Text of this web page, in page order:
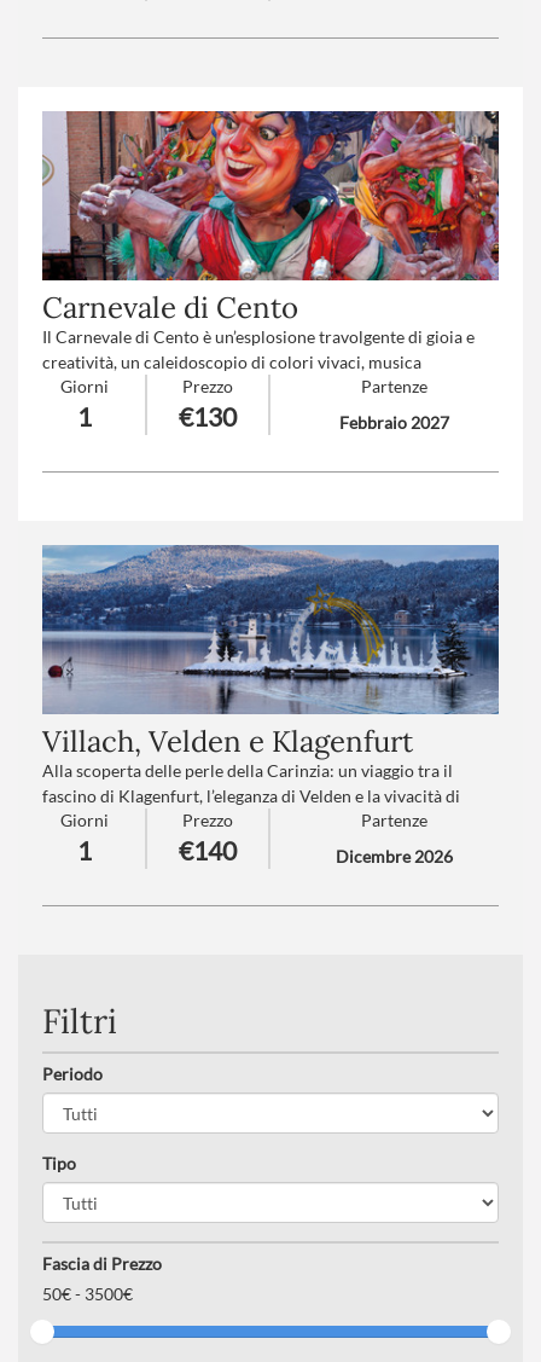
Trattamento:Pranzo in ristorante
Carnevale di Cento
Il Carnevale di Cento è un’esplosione travolgente di gioia e
creatività, un caleidoscopio di colori vivaci, musica
coinvolgente e sorrisi contagiosi. Qui la tradizione prende
vita in forme sorprendenti, tra carri maestosi e travestimenti
fantasiosi, trasformando ogni cuore in un bambino che si
Trattamento*: Pranzo in ristorante
Giorni
1
Prezzo
€130
Partenze
Febbraio 2027
Villach, Velden e Klagenfurt
Alla scoperta delle perle della Carinzia: un viaggio tra il
fascino di Klagenfurt, l’eleganza di Velden e la vivacità di
Villach!
Numero partecipanti: minimo 20 - massimo 40
Giorni
1
Prezzo
€140
Partenze
Dicembre 2026
Filtri
Periodo
Tipo
Fascia di Prezzo
50€ - 3500€